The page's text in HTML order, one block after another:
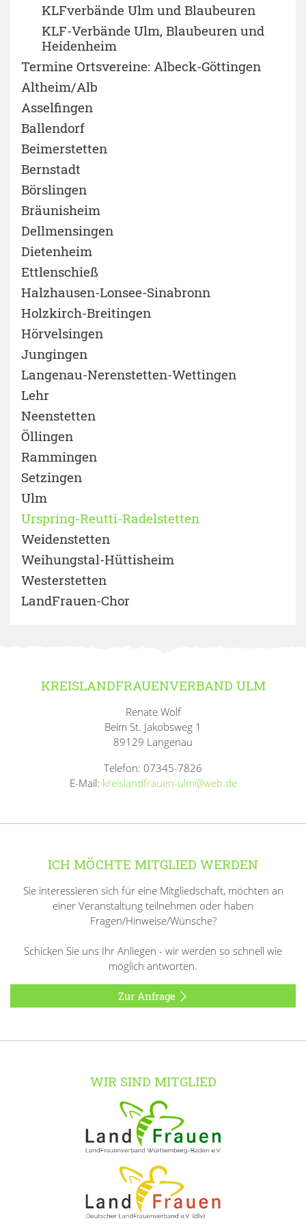
KLFverbände Ulm und Blaubeuren
KLF-Verbände Ulm, Blaubeuren und
Heidenheim
Termine Ortsvereine: Albeck-Göttingen
Altheim/Alb
Asselfingen
Ballendorf
Beimerstetten
Bernstadt
Börslingen
Bräunisheim
Dellmensingen
Dietenheim
Ettlenschieß
Halzhausen-Lonsee-Sinabronn
Holzkirch-Breitingen
Hörvelsingen
Jungingen
Langenau-Nerenstetten-Wettingen
Lehr
Neenstetten
Öllingen
Rammingen
Setzingen
Ulm
Urspring-Reutti-Radelstetten
Weidenstetten
Weihungstal-Hüttisheim
Westerstetten
LandFrauen-Chor
KREISLANDFRAUENVERBAND ULM
Renate Wolf
Beim St. Jakobsweg 1
89129 Langenau
Telefon: 07345-7826
E-Mail: kreislandfrauen-ulm@web.de
ICH MÖCHTE MITGLIED WERDEN
Sie interessieren sich für eine Mitgliedschaft, möchten an
einer Veranstaltung teilnehmen oder haben
Fragen/Hinweise/Wünsche?
Schicken Sie uns Ihr Anliegen - wir werden so schnell wie
möglich antworten.
Zur Anfrage
WIR SIND MITGLIED